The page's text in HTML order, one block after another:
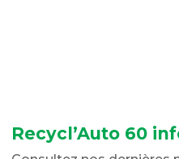
Recycl’Auto 60